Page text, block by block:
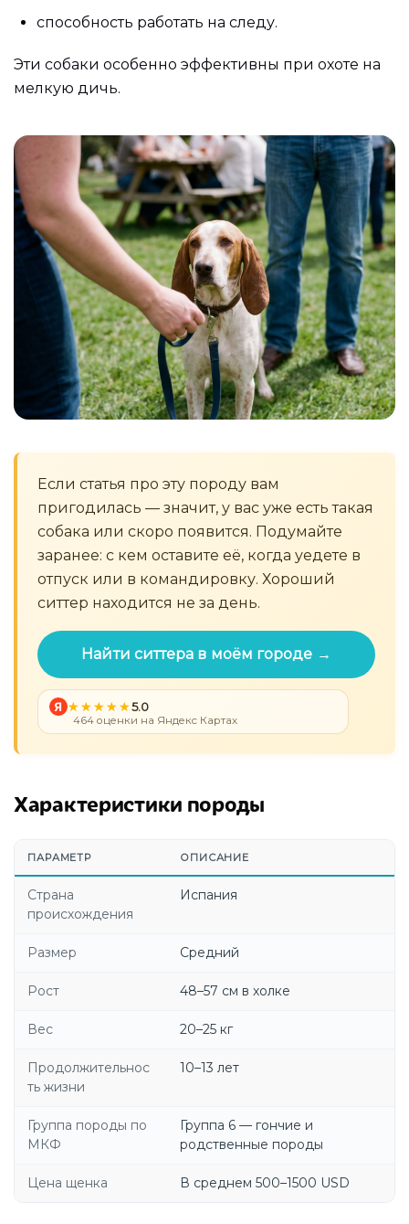
способность работать на следу.
Эти собаки особенно эффективны при охоте на
мелкую дичь.
Если статья про эту породу вам
пригодилась — значит, у вас уже есть такая
собака или скоро появится. Подумайте
заранее: с кем оставите её, когда уедете в
отпуск или в командировку. Хороший
ситтер находится не за день.
Найти ситтера в моём городе →
Я 5.0
464 оценки на Яндекс Картах
Характеристики породы
ПАРАМЕТР ОПИСАНИЕ
Страна
происхождения
Испания
Размер Средний
Рост 48–57 см в холке
Вес 20–25 кг
Продолжительнос
ть жизни
10–13 лет
Группа породы по
МКФ
Группа 6 — гончие и
родственные породы
Цена щенка В среднем 500–1500 USD